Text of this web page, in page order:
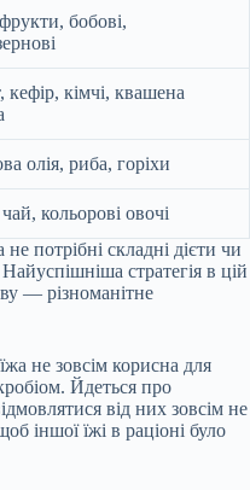
бобові,
кефір, кімчі, квашена
олія, риба, горіхи
кольорові овочі
потрібні складні дієти чи
стратегія в цій
— різноманітне
не зовсім корисна для
Йдеться про
від них зовсім не
іншої їжі в раціоні було